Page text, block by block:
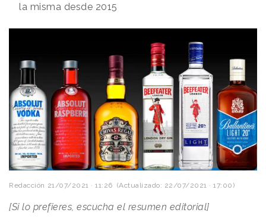
la misma desde 2015
Redacción 21/07/2021 · 11:26 (Actualizado: 22/07/2021 · 17:00)
[Si lo prefieres, escucha el resumen editorial]